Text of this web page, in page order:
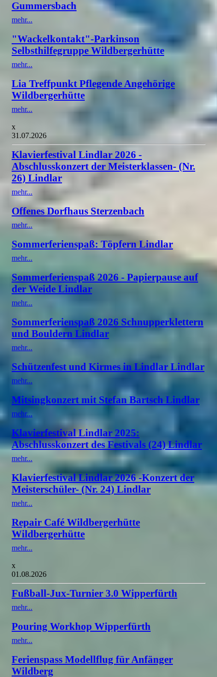
Gummersbach
mehr...
"Wackelkontakt"-Parkinson
Selbsthilfegruppe Wildbergerhütte
mehr...
Lia Treffpunkt Pflegende Angehörige
Wildbergerhütte
mehr...
x
31.07.2026
Klavierfestival Lindlar 2026 -
Abschlusskonzert der Meisterklassen- (Nr.
26) Lindlar
mehr...
Offenes Dorfhaus Sterzenbach
mehr...
Sommerferienspaß: Töpfern Lindlar
mehr...
Sommerferienspaß 2026 - Papierpause auf
der Weide Lindlar
mehr...
Sommerferienspaß 2026 Schnupperklettern
und Bouldern Lindlar
mehr...
Schützenfest und Kirmes in Lindlar Lindlar
mehr...
Mitsingkonzert mit Stefan Bartsch Lindlar
mehr...
Klavierfestival Lindlar 2025:
Abschlusskonzert des Festivals (24) Lindlar
mehr...
Klavierfestival Lindlar 2026 -Konzert der
Meisterschüler- (Nr. 24) Lindlar
mehr...
Repair Café Wildbergerhütte
Wildbergerhütte
mehr...
x
01.08.2026
Fußball-Jux-Turnier 3.0 Wipperfürth
mehr...
Pouring Workhop Wipperfürth
mehr...
Ferienspass Modellflug für Anfänger
Wildberg